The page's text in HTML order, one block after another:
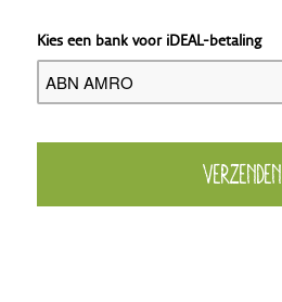
Kies een bank voor iDEAL-betaling